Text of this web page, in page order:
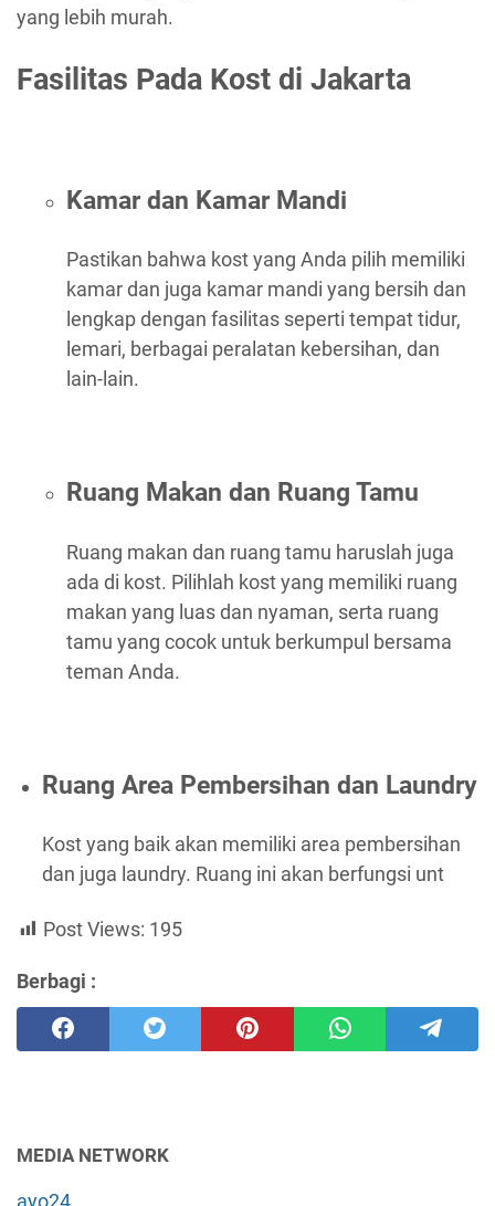
yang lebih murah.
Fasilitas Pada Kost di Jakarta
Kamar dan Kamar Mandi
Pastikan bahwa kost yang Anda pilih memiliki
kamar dan juga kamar mandi yang bersih dan
lengkap dengan fasilitas seperti tempat tidur,
lemari, berbagai peralatan kebersihan, dan
lain-lain.
Ruang Makan dan Ruang Tamu
Ruang makan dan ruang tamu haruslah juga
ada di kost. Pilihlah kost yang memiliki ruang
makan yang luas dan nyaman, serta ruang
tamu yang cocok untuk berkumpul bersama
teman Anda.
Ruang Area Pembersihan dan Laundry
Kost yang baik akan memiliki area pembersihan
dan juga laundry. Ruang ini akan berfungsi unt
Post Views: 195
Berbagi :
MEDIA NETWORK
ayo24